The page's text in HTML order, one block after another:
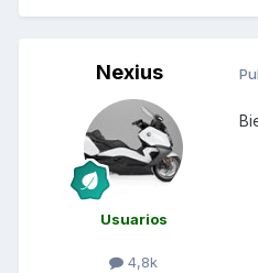
Nexius
Usuarios
4,8k